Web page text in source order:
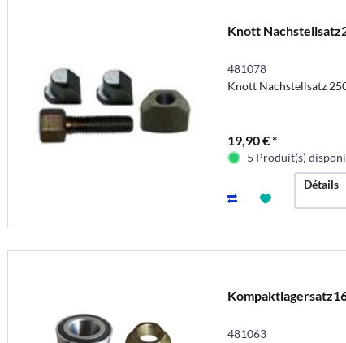
Knott
481078
Knott Nachstellsatz
19,90 € *
5 Produit(s)
Détails
481063